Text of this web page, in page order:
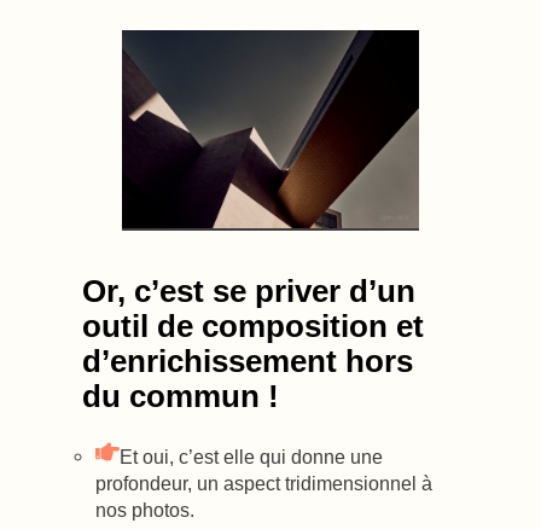
Or, c’est se priver d’un
outil de composition et
d’enrichissement hors
du commun !
Et oui, c’est elle qui donne une
profondeur, un aspect tridimensionnel à
nos photos.